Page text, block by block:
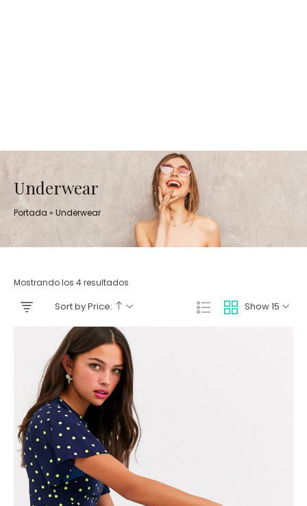
Underwear
Portada » Underwear
Mostrando los 4 resultados
Show 15
Sort by Price: